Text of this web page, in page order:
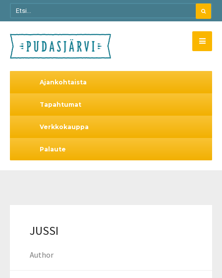
Ajankohtaista
Tapahtumat
Verkkokauppa
Palaute
JUSSI
Author